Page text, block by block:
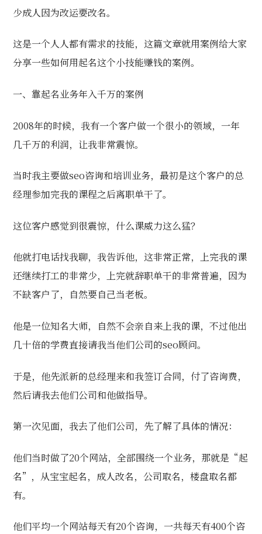
少成人因为改运要改名。
这是一个人人都有需求的技能，这篇文章就用案例给大家
分享一些如何用起名这个小技能赚钱的案例。
一、靠起名业务年入千万的案例
2008年的时候，我有一个客户做一个很小的领域，一年
几千万的利润，让我非常震惊。
当时我主要做seo咨询和培训业务，最初是这个客户的总
经理参加完我的课程之后离职单干了。
这位客户感觉到很震惊，什么课威力这么猛？
他就打电话找我聊，我告诉他，这非常正常，上完我的课
还继续打工的非常少，上完就辞职单干的非常普遍，因为
不缺客户了，自然要自己当老板。
他是一位知名大师，自然不会亲自来上我的课，不过他出
几十倍的学费直接请我当他们公司的seo顾问。
于是，他先派新的总经理来和我签订合同，付了咨询费，
然后请我去他们公司和他做指导。
第一次见面，我去了他们公司，先了解了具体的情况：
他们当时做了20个网站，全部围绕一个业务，那就是“起
名”，从宝宝起名，成人改名，公司取名，楼盘取名都
有。
他们平均一个网站每天有20个咨询，一共每天有400个咨